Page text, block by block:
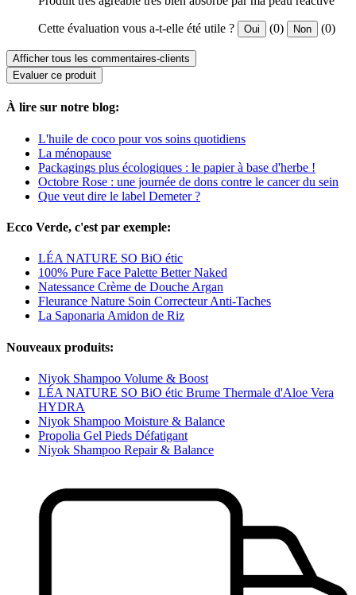
Cette évaluation vous a-t-elle été utile ? Oui (0) Non (0)
Afficher tous les commentaires-clients
Evaluer ce produit
À lire sur notre blog:
L'huile de coco pour vos soins quotidiens
La ménopause
Packagings plus écologiques : le papier à base d'herbe !
Octobre Rose : une journée de dons contre le cancer du sein
Que veut dire le label Demeter ?
Ecco Verde, c'est par exemple:
LÉA NATURE SO BiO étic
100% Pure Face Palette Better Naked
Natessance Crème de Douche Argan
Fleurance Nature Soin Correcteur Anti-Taches
La Saponaria Amidon de Riz
Nouveaux produits:
Niyok Shampoo Volume & Boost
LÉA NATURE SO BiO étic Brume Thermale d'Aloe Vera
HYDRA
Niyok Shampoo Moisture & Balance
Propolia Gel Pieds Défatigant
Niyok Shampoo Repair & Balance